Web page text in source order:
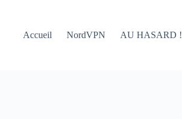
Accueil NordVPN AU HASARD !